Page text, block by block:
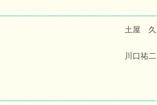
土屋 久
川口祐二